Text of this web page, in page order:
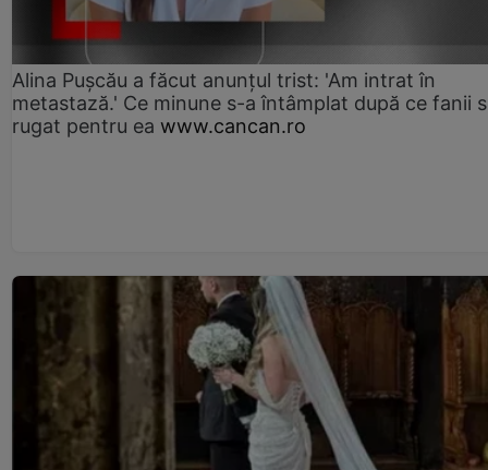
Alina Pușcău a făcut anunțul trist: 'Am intrat în
metastază.' Ce minune s-a întâmplat după ce fanii
rugat pentru ea www.cancan.ro